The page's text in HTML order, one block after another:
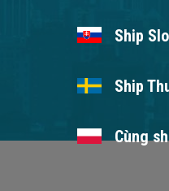
Ship
Ship
Cùng